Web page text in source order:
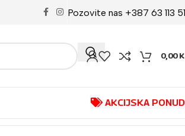
Pozovite nas +387 63 113
0,00
AKCIJSKA